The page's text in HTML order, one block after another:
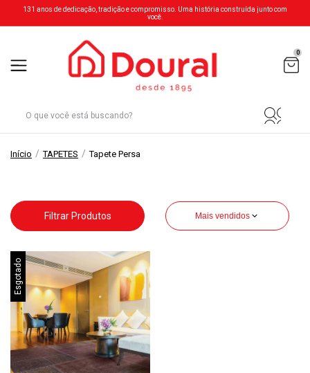
131 anos de dedicação, tradição e compromisso. Uma história construída junto com
você.
0
Início / TAPETES / Tapete Persa
Filtrar Produtos Mais vendidos
Esgotado